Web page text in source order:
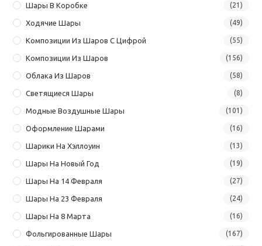
Шары В Коробке (21)
Ходячие Шары (49)
Композиции Из Шаров С Цифрой (55)
Композиции Из Шаров (156)
Облака Из Шаров (58)
Светящиеся Шары (8)
Модные Воздушные Шары (101)
Оформление Шарами (16)
Шарики На Хэллоуин (13)
Шары На Новый Год (19)
Шары На 14 Февраля (27)
Шары На 23 Февраля (24)
Шары На 8 Марта (16)
Фольгированные Шары (167)